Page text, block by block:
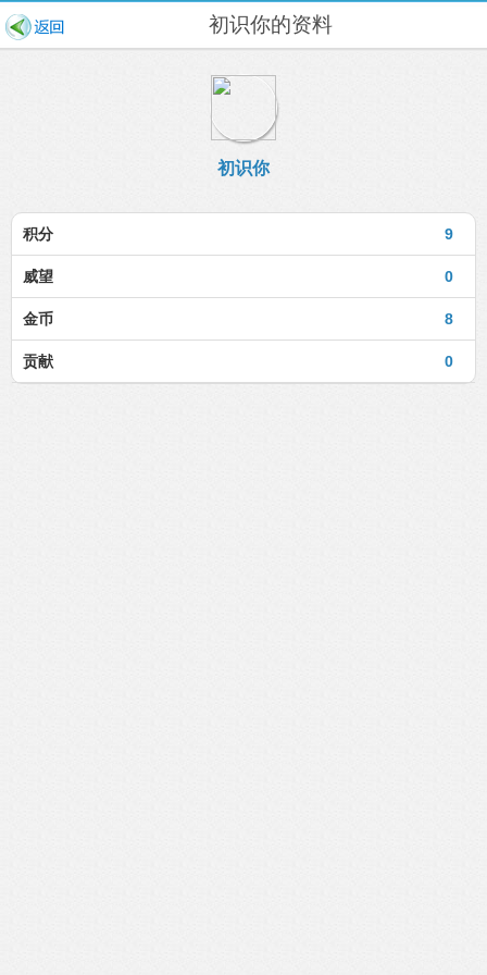
初识你的资料
初识你
9
积分
0
威望
8
金币
0
贡献